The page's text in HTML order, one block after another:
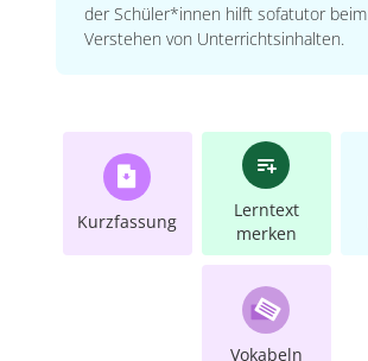
der Schüler*innen hilft sofatutor beim
Verstehen von Unterrichtsinhalten.
Kurzfassung
Lerntext
merken
Vokabeln